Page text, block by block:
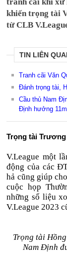
khiến trọng tài
từ CLB
TIN LIÊN
Tranh cãi Văn
Đánh trọng tài,
Cầu thủ Nam
Định hưởng 11m
Trọng tài
V.League một
động của các
hả cũng giúp
cuộc họp
những số liệu
V.League 2023
Trọng tài
Nam Định